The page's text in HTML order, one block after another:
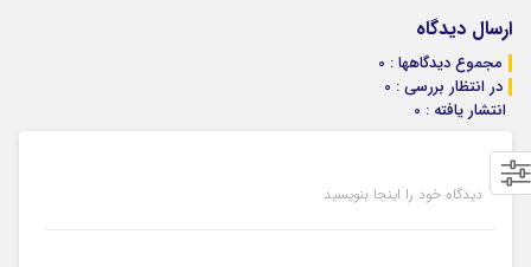
ارسال دیدگاه
مجموع دیدگاهها : 0
در انتظار بررسی : 0
انتشار یافته : 0
دیدگاه خود را اینجا بنویسید